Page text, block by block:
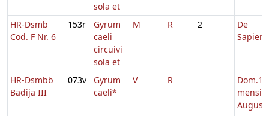
sola et
HR-Dsmb
Cod. F Nr. 6
153r
Gyrum
caeli
circuivi
sola et
M R 2
De
HR-Dsmbb
Badija III
073v
Gyrum
caeli*
V R
Dom.1
mensis
Augusti